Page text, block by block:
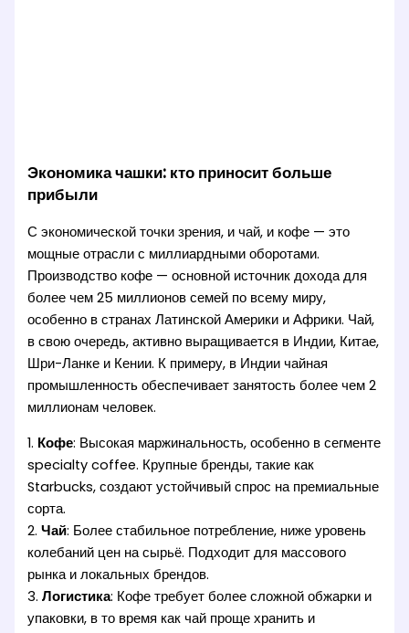
Экономика чашки: кто приносит больше
прибыли
С экономической точки зрения, и чай, и кофе — это
мощные отрасли с миллиардными оборотами.
Производство кофе — основной источник дохода для
более чем 25 миллионов семей по всему миру,
особенно в странах Латинской Америки и Африки. Чай,
в свою очередь, активно выращивается в Индии, Китае,
Шри-Ланке и Кении. К примеру, в Индии чайная
промышленность обеспечивает занятость более чем 2
миллионам человек.
1. Кофе: Высокая маржинальность, особенно в сегменте
specialty coffee. Крупные бренды, такие как
Starbucks, создают устойчивый спрос на премиальные
сорта.
2.Чай: Более стабильное потребление, ниже уровень
колебаний цен на сырьё. Подходит для массового
рынка и локальных брендов.
3.Логистика: Кофе требует более сложной обжарки и
упаковки, в то время как чай проще хранить и